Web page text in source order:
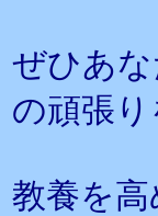
ぜひあ
の頑張り
教養を